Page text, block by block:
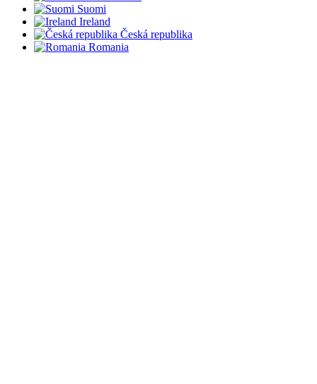
Suomi
Ireland
Česká republika
Romania